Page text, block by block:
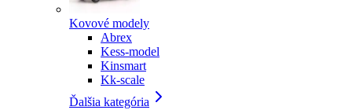
Kovové modely
Abrex
Kess-model
Kinsmart
Kk-scale
Ďalšia kategória